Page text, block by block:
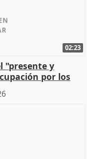
02:23
"presente y
por los